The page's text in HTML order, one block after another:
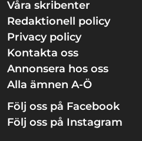
Våra skribenter
Redaktionell policy
Privacy policy
Kontakta oss
Annonsera hos oss
Alla ämnen A-Ö
Följ oss på Facebook
Följ oss på Instagram